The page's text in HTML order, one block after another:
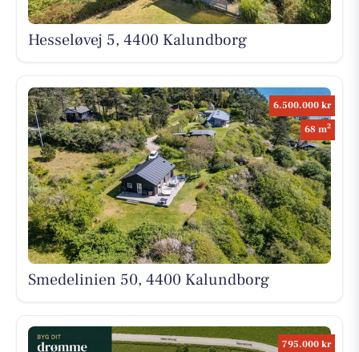
Hesseløvej 5, 4400 Kalundborg
6.500.000 kr
68 m2
Smedelinien 50, 4400 Kalundborg
795.000 kr